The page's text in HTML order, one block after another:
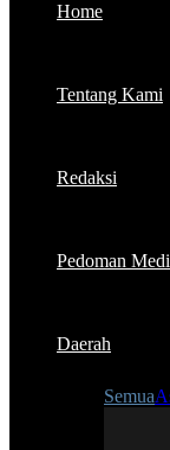
Home
Tentang Kami
Redaksi
Pedoman
Daerah
Semua